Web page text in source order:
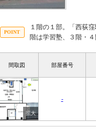
１階の１部。「西荻
階は学習塾、３階・４
間取図 部屋番号
-